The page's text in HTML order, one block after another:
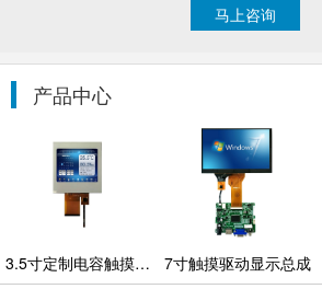
马上咨询
产品中心
3.5寸定制电容触摸显示屏 7寸触摸驱动显示总成